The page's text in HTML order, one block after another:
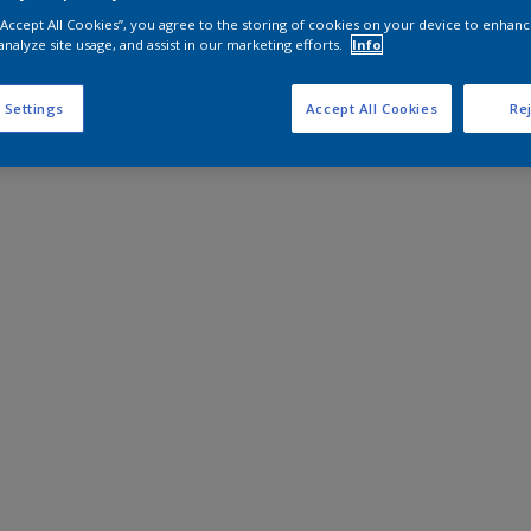
All Cookies”, you agree to the storing of cookies on your device to
site usage, and assist in our marketing efforts.
Info
Settings Accept All Cookies